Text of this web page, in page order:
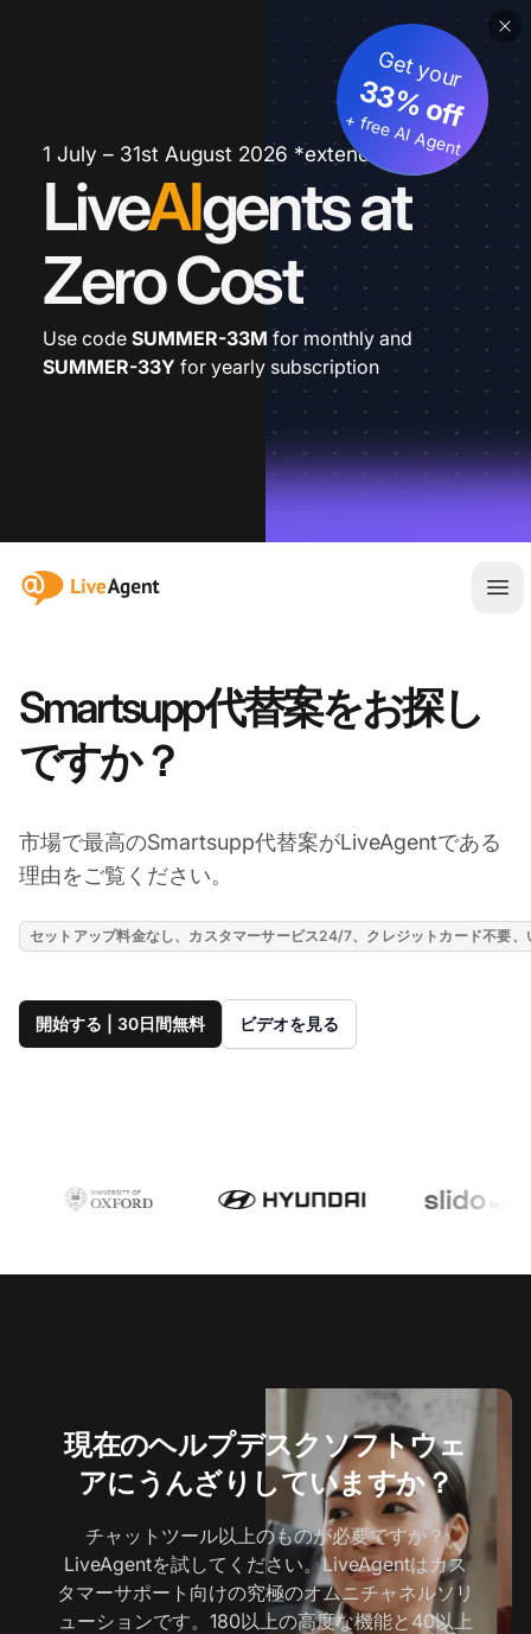
1 July – 31st August 2026 *extended
LiveAIgents at
Zero Cost
Get your
33% off
+ free AI Agent
Use code SUMMER-33M for monthly and
SUMMER-33Y for yearly subscription
:site.title
メ
Smartsupp代替案をお探し
ですか？
市場で最高のSmartsupp代替案がLiveAgentである
理由をご覧ください。
セットアップ料金なし、カスタマーサービス24/7、クレジットカード不要
開始する | 30日間無料 ビデオを見る
現在のヘルプデスクソフトウェ
アにうんざりしていますか？
チャットツール以上のものが必要ですか？
LiveAgentを試してください。LiveAgentはカス
タマーサポート向けの究極のオムニチャネルソリ
ューションです。180以上の高度な機能と40以上